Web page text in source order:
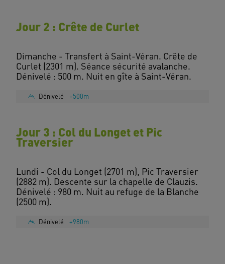
Jour 2 : Crête de Curlet
Dimanche - Transfert à Saint-Véran. Crête de
Curlet (2301 m). Séance sécurité avalanche.
Dénivelé +500m
Jour 3 : Col du Longet et Pic
Traversier
Lundi - Col du Longet (2701 m), Pic Traversier
(2882 m). Descente sur la chapelle de Clauzis.
Dénivelé : 980 m. Nuit au refuge de la Blanche
Dénivelé +980m